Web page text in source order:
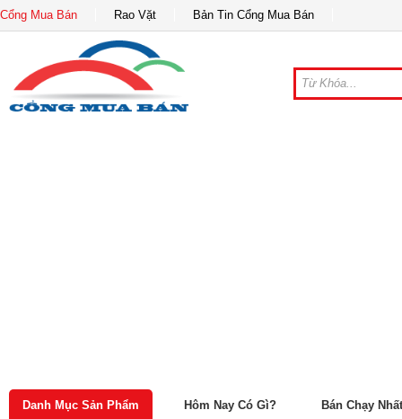
Cổng Mua Bán Rao Vặt Bản Tin Cổng Mua Bán
Danh Mục Sản Phẩm Hôm Nay Có Gì? Bán Chạy Nhất